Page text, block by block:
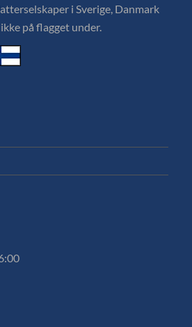
i Sverige, Danmark
på flagget under.